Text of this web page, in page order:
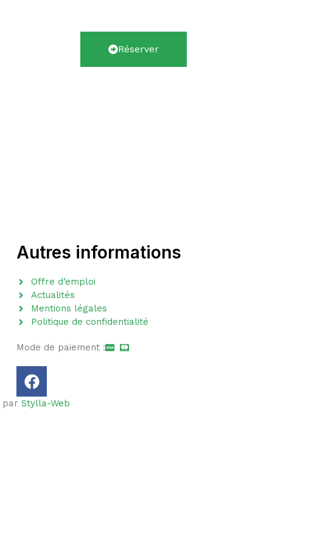
Réserver
Autres informations
Offre d’emploi
Actualités
Mentions légales
Politique de confidentialité
Mode de paiement :
par Stylla-Web